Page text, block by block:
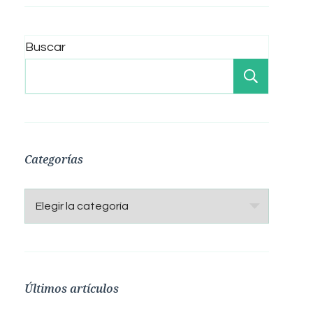
Buscar
Categorías
Categorías
Últimos artículos